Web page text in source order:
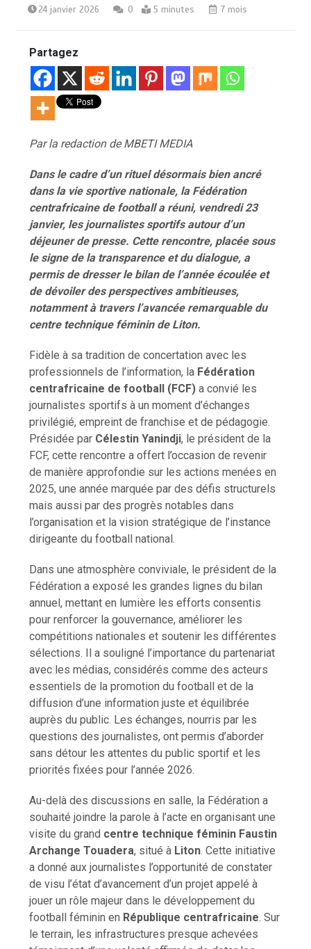
24 janvier 2026 0 5 minutes 7 mois
Partagez
Par la redaction de MBETI MEDIA
Dans le cadre d’un rituel désormais bien ancré
dans la vie sportive nationale, la Fédération
centrafricaine de football a réuni, vendredi 23
janvier, les journalistes sportifs autour d’un
déjeuner de presse. Cette rencontre, placée sous
le signe de la transparence et du dialogue, a
permis de dresser le bilan de l’année écoulée et
de dévoiler des perspectives ambitieuses,
notamment à travers l’avancée remarquable du
centre technique féminin de Liton.
Fidèle à sa tradition de concertation avec les
professionnels de l’information, la Fédération
centrafricaine de football (FCF)a convié les
journalistes sportifs à un moment d’échanges
privilégié, empreint de franchise et de pédagogie.
Présidée par Célestin Yanindji, le président de la
FCF, cette rencontre a offert l’occasion de revenir
de manière approfondie sur les actions menées en
2025, une année marquée par des défis structurels
mais aussi par des progrès notables dans
l’organisation et la vision stratégique de l’instance
dirigeante du football national.
Dans une atmosphère conviviale, le président de la
Fédération a exposé les grandes lignes du bilan
annuel, mettant en lumière les efforts consentis
pour renforcer la gouvernance, améliorer les
compétitions nationales et soutenir les différentes
sélections. Il a souligné l’importance du partenariat
avec les médias, considérés comme des acteurs
essentiels de la promotion du football et de la
diffusion d’une information juste et équilibrée
auprès du public. Les échanges, nourris par les
questions des journalistes, ont permis d’aborder
sans détour les attentes du public sportif et les
priorités fixées pour l’année 2026.
Au-delà des discussions en salle, la Fédération a
souhaité joindre la parole à l’acte en organisant une
visite du grand centre technique féminin Faustin
Archange Touadera, situé à Liton. Cette initiative
a donné aux journalistes l’opportunité de constater
de visu l’état d’avancement d’un projet appelé à
jouer un rôle majeur dans le développement du
football féminin en République centrafricaine. Sur
le terrain, les infrastructures presque achevées